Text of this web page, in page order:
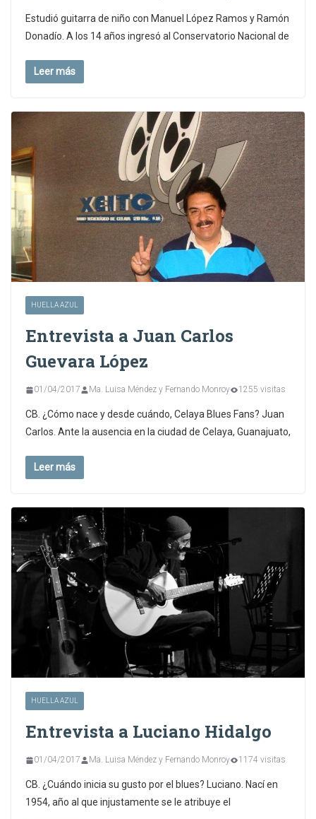
Estudió guitarra de niño con Manuel López Ramos y Ramón
Donadío. A los 14 años ingresó al Conservatorio Nacional de
Leer más
HUELLA AZUL
Entrevista a Juan Carlos
Guevara López
01/04/2017 Ma. Luisa Méndez y Fernando Monroy 1255 visitas
CB. ¿Cómo nace y desde cuándo, Celaya Blues Fans? Juan
Carlos. Ante la ausencia en la ciudad de Celaya, Guanajuato,
Leer más
HUELLA AZUL
Entrevista a Luciano Hidalgo
01/04/2017 Ma. Luisa Méndez y Fernando Monroy 1174 visitas
CB. ¿Cuándo inicia su gusto por el blues? Luciano. Nací en
1954, año al que injustamente se le atribuye el